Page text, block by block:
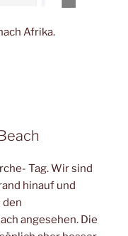
Afrika.
Tag. Wir sind
hinauf und
den
angesehen. Die